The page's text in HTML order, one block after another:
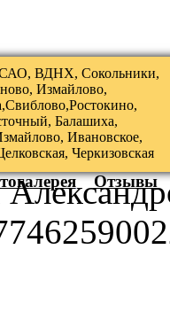
ВДНХ, Сокольники,
Измайлово,
Балашиха,
Ивановское,
Черкизовская
Отзывы